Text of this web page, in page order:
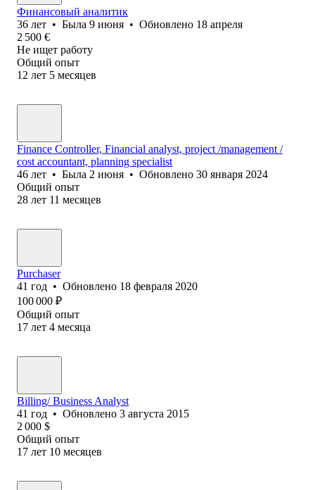
Финансовый аналитик
36 лет • Была 9 июня • Обновлено 18 апреля
2 500 €
Не ищет работу
Общий опыт
12 лет 5 месяцев
Finance Controller, Financial analyst, project /management /
cost accountant, planning specialist
46 лет • Была 2 июня • Обновлено 30 января 2024
Общий опыт
28 лет 11 месяцев
Purchaser
41 год • Обновлено 18 февраля 2020
100 000 ₽
Общий опыт
17 лет 4 месяца
Billing/ Business Analyst
41 год • Обновлено 3 августа 2015
2 000 $
Общий опыт
17 лет 10 месяцев